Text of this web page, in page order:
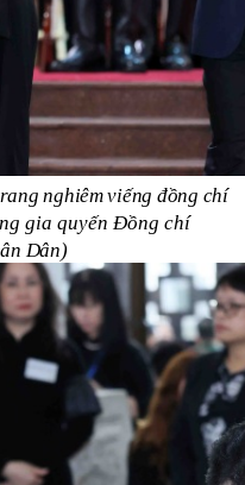
nghiêm viếng đồng chí
gia quyến Đồng chí
Dân)